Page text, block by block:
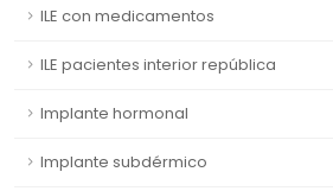
ILE con medicamentos
ILE pacientes interior república
Implante hormonal
Implante subdérmico